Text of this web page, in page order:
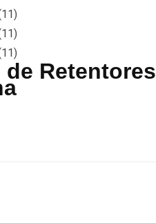
Retentores